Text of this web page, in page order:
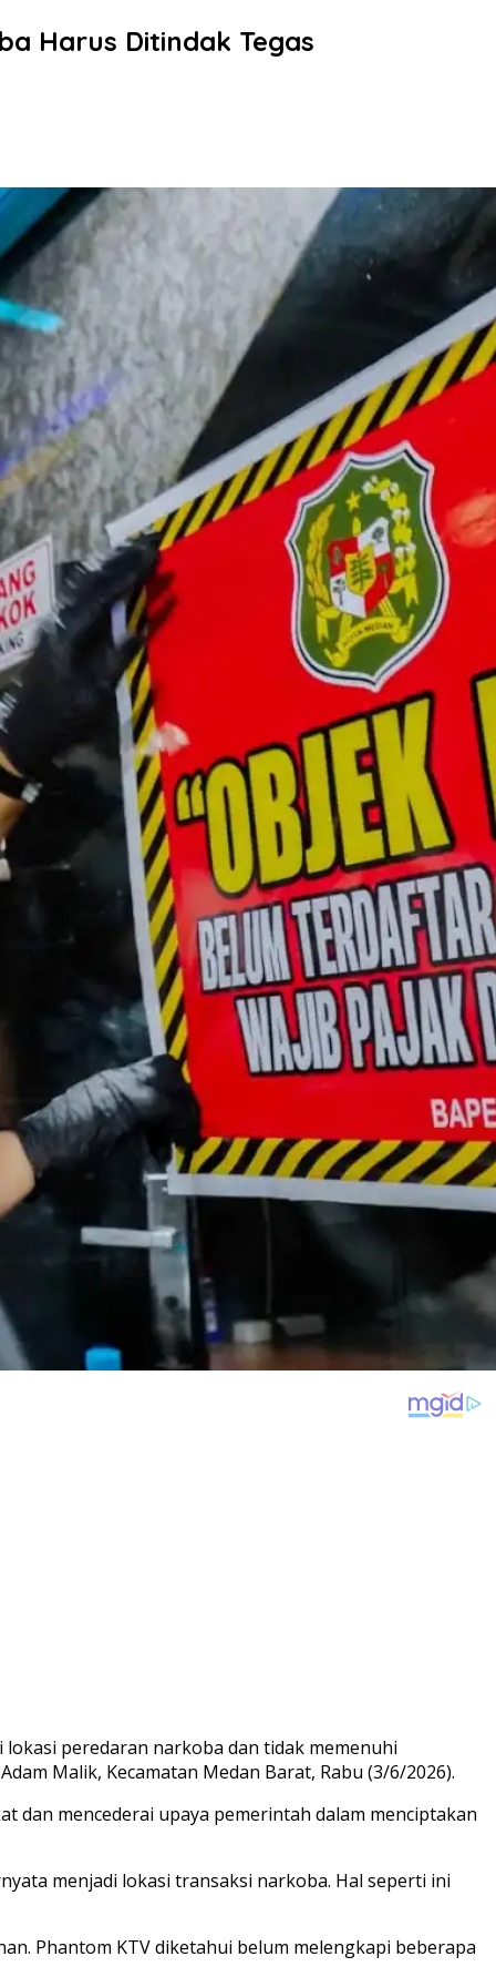
Harus Ditindak Tegas
peredaran narkoba dan tidak memenuhi
Malik, Kecamatan Medan Barat, Rabu (3/6/2026).
dan mencederai upaya pemerintah dalam menciptakan
menjadi lokasi transaksi narkoba. Hal seperti ini
Phantom KTV diketahui belum melengkapi beberapa